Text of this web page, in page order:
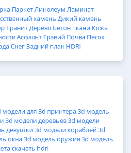
Паркет Линолеум Ламинат
камень Дикий камень
Гранит Дерево БетонТкани Кожа
Асфальт Гравий Почва Песок
СнегЗадний план HDRI
модели для 3d принтера3d модель
3d модели деревьев3d модели
девушки3d модели кораблей3d
окна3d модель оружия 3d модель
скачать hdri